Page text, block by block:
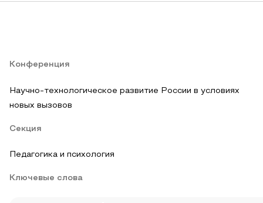
Конференция
Научно-технологическое развитие России в условиях
новых вызовов
Секция
Педагогика и психология
Ключевые слова